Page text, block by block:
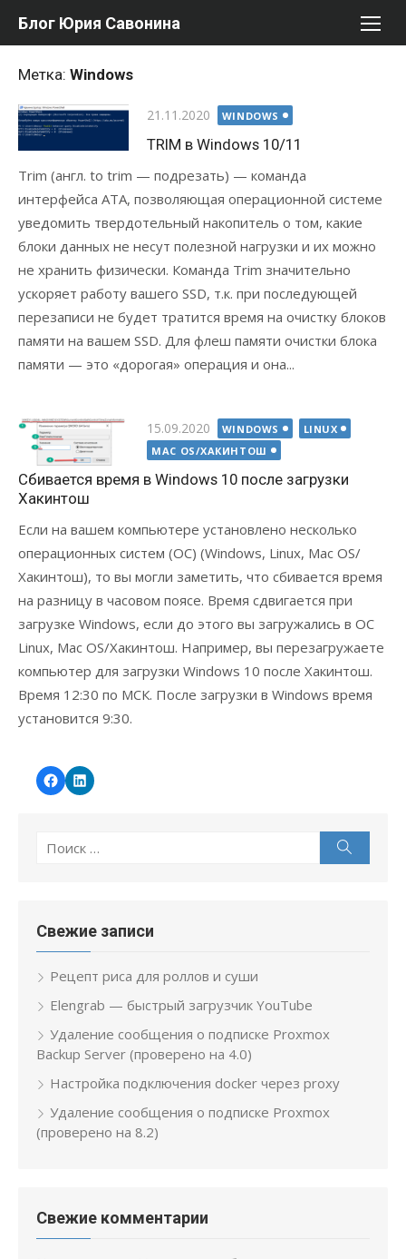
Блог Юрия Савонина
Метка: Windows
Опубликовано
21.11.2020 WINDOWS
TRIM в Windows 10/11
Trim (англ. to trim — подрезать) — команда
интерфейса ATA, позволяющая операционной системе
уведомить твердотельный накопитель о том, какие
блоки данных не несут полезной нагрузки и их можно
не хранить физически. Команда Trim значительно
ускоряет работу вашего SSD, т.к. при последующей
перезаписи не будет тратится время на очистку блоков
памяти на вашем SSD. Для флеш памяти очистки блока
памяти — это «дорогая» операция и она...
Опубликовано
15.09.2020 WINDOWS
LINUX
MAC OS/ХАКИНТОШ
Сбивается время в Windows 10 после загрузки
Хакинтош
Если на вашем компьютере установлено несколько
операционных систем (ОС) (Windows, Linux, Mac OS/
Хакинтош), то вы могли заметить, что сбивается время
на разницу в часовом поясе. Время сдвигается при
загрузке Windows, если до этого вы загружались в ОС
Linux, Mac OS/Хакинтош. Например, вы перезагружаете
компьютер для загрузки Windows 10 после Хакинтош.
Время 12:30 по МСК. После загрузки в Windows время
установится 9:30.
Facebook
Yury
Savonin
LinkedIn
Yury
Savonin
Поиск
Свежие записи
Рецепт риса для роллов и суши
Elengrab — быстрый загрузчик YouTube
Удаление сообщения о подписке Proxmox
Backup Server (проверено на 4.0)
Настройка подключения docker через proxy
Удаление сообщения о подписке Proxmox
(проверено на 8.2)
Свежие комментарии